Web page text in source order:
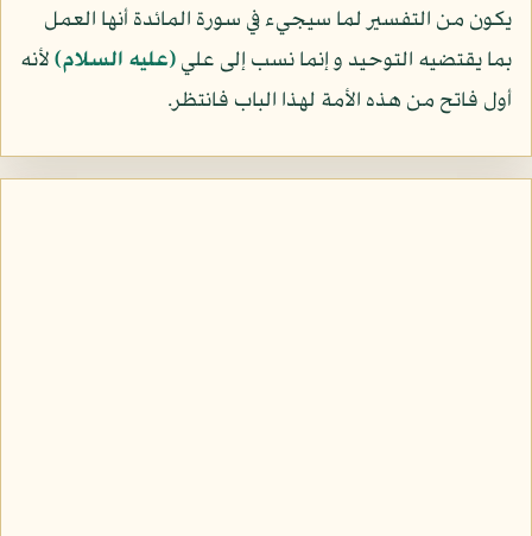
يكون من التفسير لما سيجيء في سورة المائدة أنها العمل
بما يقتضيه التوحيد و إنما نسب إلى علي(عليه السلام)لأنه
أول فاتح من هذه الأمة لهذا الباب فانتظر.